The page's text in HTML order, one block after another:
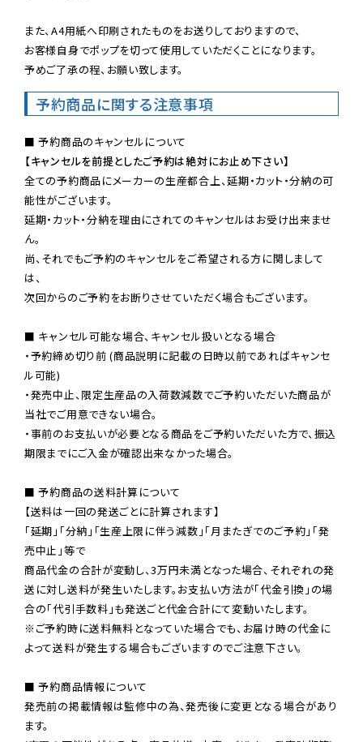
また、A4用紙へ印刷されたものをお送りしておりますので、
お客様自身でポップを切って使用していただくことになります。
予めご了承の程、お願い致します。
予約商品に関する注意事項
【キャンセルを前提としたご予約は絶対にお止め下さい】
全ての予約商品にメーカーの生産都合上、延期・カット・分納の可
能性がございます。
延期・カット・分納を理由にされてのキャンセルはお受け出来ませ
ん。
尚、それでもご予約のキャンセルをご希望される方に関しまして
は、
次回からのご予約をお断りさせていただく場合もございます。
■ キャンセル可能な場合、キャンセル扱いとなる場合
・予約締め切り前 (商品説明に記載の日時以前であればキャンセ
ル可能)
・発売中止、限定生産品の入荷数減数でご予約いただいた商品が
当社でご用意できない場合。
・事前のお支払いが必要となる商品をご予約いただいた方で、振込
期限までにご入金が確認出来なかった場合。
■ 予約商品の送料計算について
【送料は一回の発送ごとに計算されます】
「延期」「分納」「生産上限に伴う減数」「月またぎでのご予約」「発
売中止」等で
商品代金の合計が変動し、3万円未満となった場合、それぞれの発
送に対し送料が発生いたします。お支払い方法が「代金引換」の場
※ご予約時に送料無料となっていた場合でも、お届け時の代金に
よって送料が発生する場合もございますのでご注意下さい。
■ 予約商品情報について
発売前の掲載情報は監修中の為、発売後に変更となる場合があり
ます。